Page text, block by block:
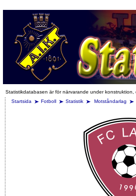
Statistikdatabasen är för närvarande under
Startsida
Fotboll Statistik Motståndarlag